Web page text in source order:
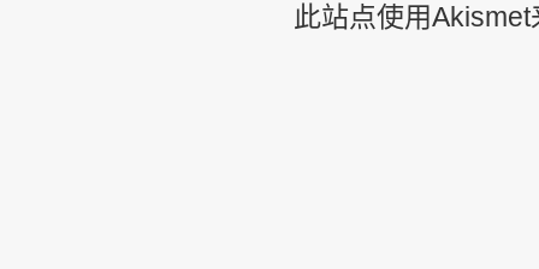
此站点使用